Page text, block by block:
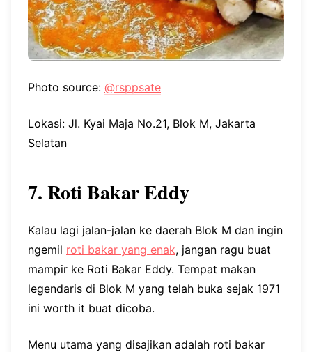
Photo source: @rsppsate
Lokasi: Jl. Kyai Maja No.21, Blok M, Jakarta
Selatan
7. Roti Bakar Eddy
Kalau lagi jalan-jalan ke daerah Blok M dan ingin
ngemil roti bakar yang enak, jangan ragu buat
mampir ke Roti Bakar Eddy. Tempat makan
legendaris di Blok M yang telah buka sejak 1971
ini worth it buat dicoba.
Menu utama yang disajikan adalah roti bakar